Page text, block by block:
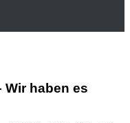
Wir haben es